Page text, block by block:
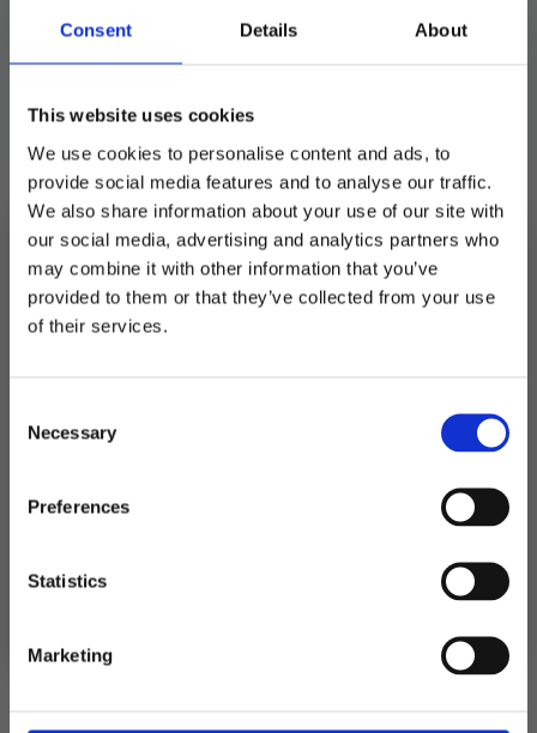
Consent Details About
This website uses cookies
We use cookies to personalise content and ads, to
provide social media features and to analyse our traffic.
We also share information about your use of our site with
our social media, advertising and analytics partners who
may combine it with other information that you’ve
provided to them or that they’ve collected from your use
of their services.
Selection
Necessary
Preferences
Statistics
Marketing
Belte med 2 revolvere
Belte med holdere og 2 revolvere på 20 cm.
Utsolgt
Produktnummer:105762
Kostymer
Stikkord:Gatsby, Western
MELD DEG PÅ NYHETSBREVET